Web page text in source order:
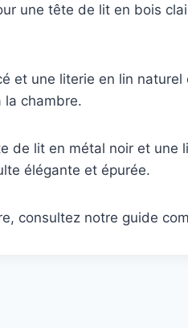
une tête de lit en bois
et une literie en lin
chambre.
de lit en métal noir et
élégante et épurée.
consultez notre guide